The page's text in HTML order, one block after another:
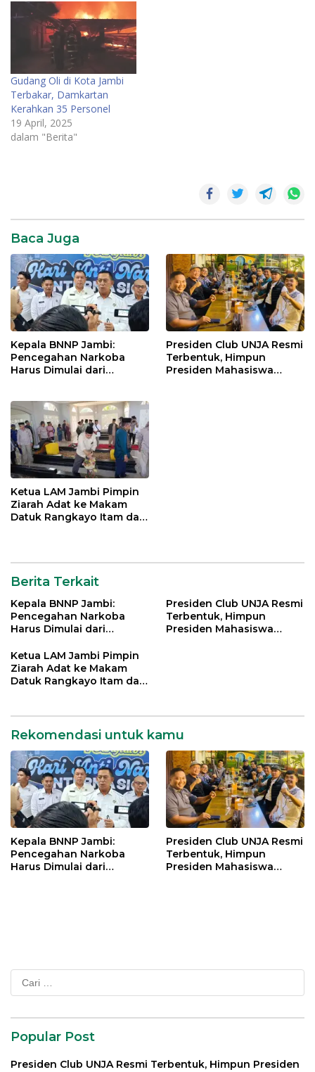
Gudang Oli di Kota Jambi
Terbakar, Damkartan
Kerahkan 35 Personel
19 April, 2025
dalam "Berita"
Jambi
Klinik
Gigi
Kota
Jambi
Rental
PS
Baca Juga
Kepala BNNP Jambi:
Pencegahan Narkoba
Harus Dimulai dari
Presiden Club UNJA Resmi
Terbentuk, Himpun
Presiden Mahasiswa
Ketua LAM Jambi Pimpin
Ziarah Adat ke Makam
Datuk Rangkayo Itam dan
Berita Terkait
Kepala BNNP Jambi:
Pencegahan Narkoba
Harus Dimulai dari
Indonesia Emas 2045
Presiden Club UNJA Resmi
Terbentuk, Himpun
Presiden Mahasiswa
Ketua LAM Jambi Pimpin
Ziarah Adat ke Makam
Datuk Rangkayo Itam dan
Rekomendasi untuk kamu
Kepala BNNP Jambi:
Pencegahan Narkoba
Harus Dimulai dari
Presiden Club UNJA Resmi
Terbentuk, Himpun
Presiden Mahasiswa
Cari
untuk:
Popular Post
Presiden Club UNJA Resmi Terbentuk, Himpun Presiden